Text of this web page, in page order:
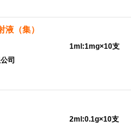
液（集）
司
1ml:1mg×10支
2ml:0.1g×10支